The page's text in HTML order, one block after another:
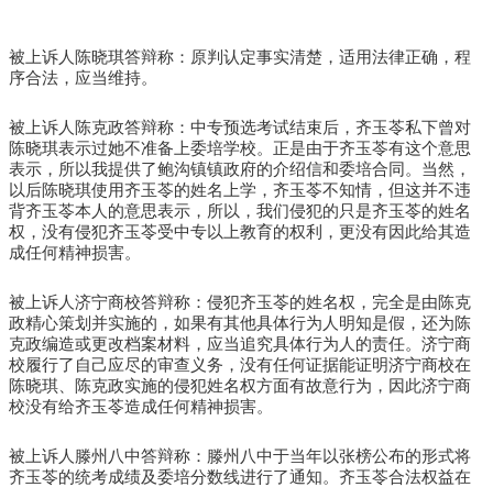
被上诉人陈晓琪答辩称：原判认定事实清楚，适用法律正确，程
序合法，应当维持。
被上诉人陈克政答辩称：中专预选考试结束后，齐玉苓私下曾对
陈晓琪表示过她不准备上委培学校。正是由于齐玉苓有这个意思
表示，所以我提供了鲍沟镇镇政府的介绍信和委培合同。当然，
以后陈晓琪使用齐玉苓的姓名上学，齐玉苓不知情，但这并不违
背齐玉苓本人的意思表示，所以，我们侵犯的只是齐玉苓的姓名
权，没有侵犯齐玉苓受中专以上教育的权利，更没有因此给其造
成任何精神损害。
被上诉人济宁商校答辩称：侵犯齐玉苓的姓名权，完全是由陈克
政精心策划并实施的，如果有其他具体行为人明知是假，还为陈
克政编造或更改档案材料，应当追究具体行为人的责任。济宁商
校履行了自己应尽的审查义务，没有任何证据能证明济宁商校在
陈晓琪、陈克政实施的侵犯姓名权方面有故意行为，因此济宁商
校没有给齐玉苓造成任何精神损害。
被上诉人滕州八中答辩称：滕州八中于当年以张榜公布的形式将
齐玉苓的统考成绩及委培分数线进行了通知。齐玉苓合法权益在